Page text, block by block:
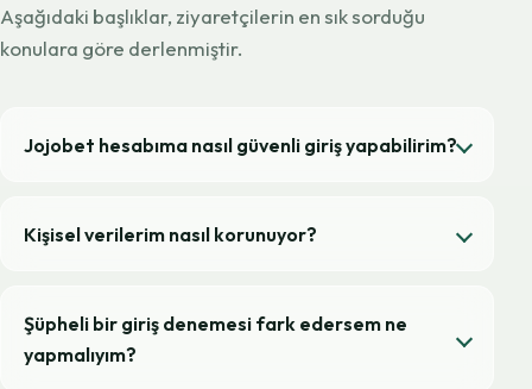
Aşağıdaki başlıklar, ziyaretçilerin en sık sorduğu
konulara göre derlenmiştir.
Jojobet hesabıma nasıl güvenli giriş yapabilirim?
Kişisel verilerim nasıl korunuyor?
Şüpheli bir giriş denemesi fark edersem ne
yapmalıyım?